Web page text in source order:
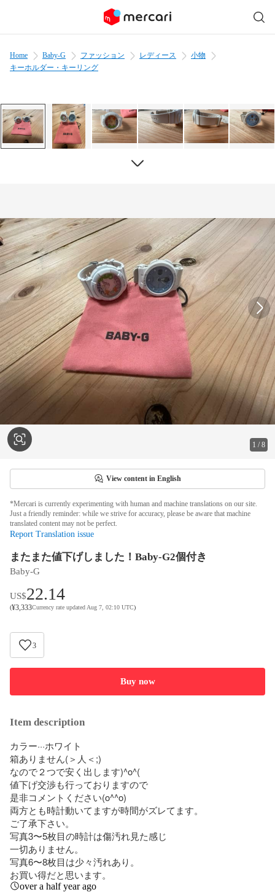
Home Baby-G ファッション レディース
小物
キーホルダー・キーリング
1 /8
View content in English
*Mercari is currently experimenting with human and machine translations on our site.
Just a friendly reminder: while we strive for accuracy, please be aware that machine
translated content may not be perfect.
Report Translation issue
またまた値下げしました！Baby-G2個付き
Baby-G
US$22.14
(¥3,333Currency rate updated Aug 7, 02:10 UTC)
3
Buy now
Item description
カラー···ホワイト
箱ありません(＞人＜;)
なので２つで安く出します)^o^(
値下げ交渉も行っておりますので
是非コメントください(o^^o)
両方とも時計動いてますが時間がズレてます。
ご了承下さい。
写真3〜5枚目の時計は傷汚れ見た感じ
一切ありません。
写真6〜8枚目は少々汚れあり。
お買い得だと思います。
over a half year ago